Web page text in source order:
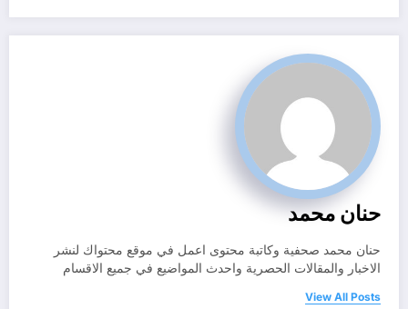
حنان محمد
حنان محمد صحفية وكاتبة محتوى اعمل في موقع محتواك لنشر
الاخبار والمقالات الحصرية واحدث المواضيع في جميع الاقسام
View All Posts